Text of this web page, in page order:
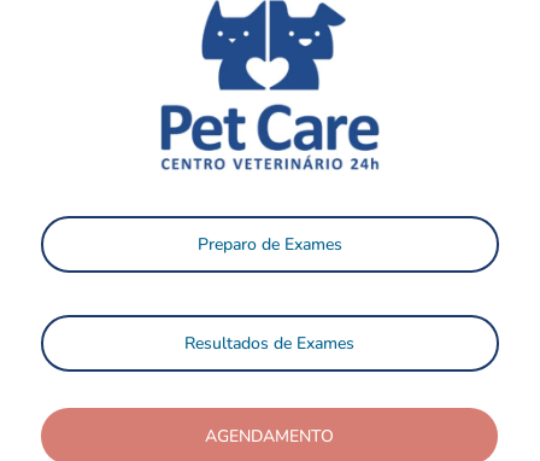
Preparo de Exames
Resultados de Exames
AGENDAMENTO